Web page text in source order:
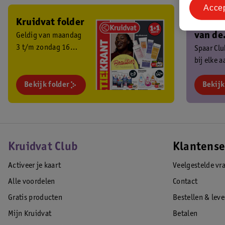
Kruidvat folder
Geldig van maandag
3 t/m zondag 16
Bekijk folder
Ben
van de
Club?
Spaar
bij elke
Kruidvat Club
Activeer je kaart
Alle voordelen
Gratis producten
Mijn Kruidvat
Veelgestelde
Contact
Bestellen &
Betalen